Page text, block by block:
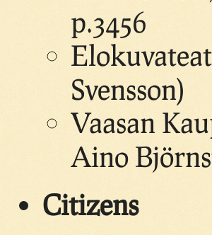
p.3456
Svensson)
Vaasan
Aino
Citizens